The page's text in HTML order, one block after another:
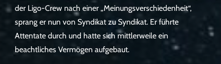
der Ligo-Crew nach einer „Meinungsverschiedenheit“,
sprang er nun von Syndikat zu Syndikat. Er führte
Attentate durch und hatte sich mittlerweile ein
beachtliches Vermögen aufgebaut.